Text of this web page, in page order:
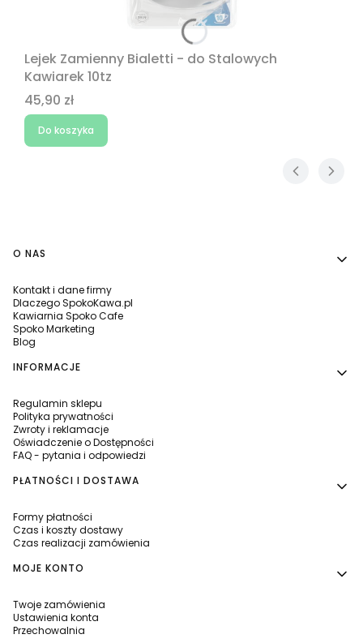
Lejek Zamienny Bialetti - do Stalowych
Kawiarek 10tz
Cena
45,90 zł
Do koszyka
Linki w stopce
O NAS
Kontakt i dane firmy
Dlaczego SpokoKawa.pl
Kawiarnia Spoko Cafe
Spoko Marketing
Blog
INFORMACJE
Regulamin sklepu
Polityka prywatności
Zwroty i reklamacje
Oświadczenie o Dostępności
FAQ - pytania i odpowiedzi
PŁATNOŚCI I DOSTAWA
Formy płatności
Czas i koszty dostawy
Czas realizacji zamówienia
MOJE KONTO
Twoje zamówienia
Ustawienia konta
Przechowalnia